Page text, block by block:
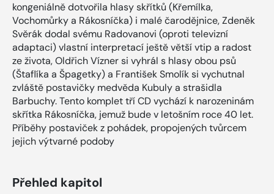
kongeniálně dotvořila hlasy skřítků (Křemílka,
Vochomůrky a Rákosníčka) i malé čarodějnice, Zdeněk
Svěrák dodal svému Radovanovi (oproti televizní
adaptaci) vlastní interpretací ještě větší vtip a radost
ze života, Oldřich Vízner si vyhrál s hlasy obou psů
(Štaflíka a Špagetky) a František Smolík si vychutnal
zvláště postavičky medvěda Kubuly a strašidla
Barbuchy. Tento komplet tří CD vychází k narozeninám
skřítka Rákosníčka, jemuž bude v letošním roce 40 let.
Příběhy postaviček z pohádek, propojených tvůrcem
jejich výtvarné podoby
Přehled kapitol